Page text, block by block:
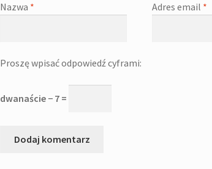
Nazwa * Adres email *
Proszę wpisać odpowiedź cyframi:
dwanaście − 7 =